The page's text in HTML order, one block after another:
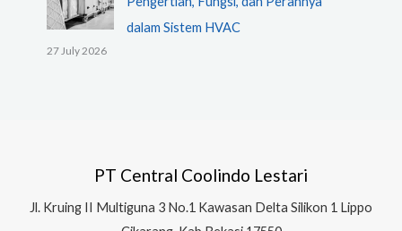
dalam Sistem HVAC
27 July 2026
PT Central Coolindo Lestari
Jl. Kruing II Multiguna 3 No.1 Kawasan Delta Silikon 1 Lippo